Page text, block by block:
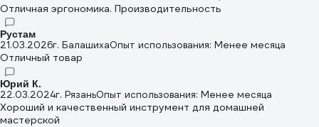
Отличная эргономика. Производительность
Рустам
21.03.2026г. БалашихаОпыт использования: Менее месяца
Отличный товар
Юрий К.
22.03.2024г. РязаньОпыт использования: Менее месяца
Хороший и качественный инструмент для домашней
мастерской